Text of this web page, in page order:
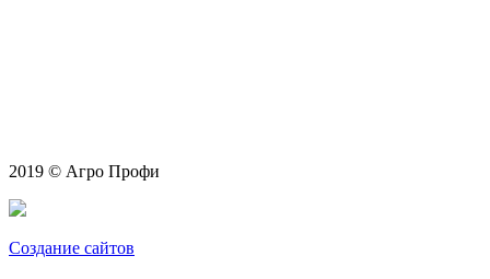
2019 © Агро Профи
Создание сайтов